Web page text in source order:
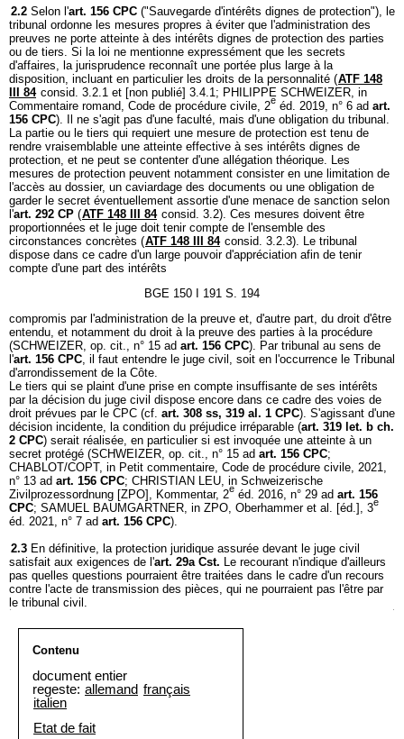
2.2 Selon l'art. 156 CPC ("Sauvegarde d'intérêts dignes de protection"), le
tribunal ordonne les mesures propres à éviter que l'administration des
preuves ne porte atteinte à des intérêts dignes de protection des parties
ou de tiers. Si la loi ne mentionne expressément que les secrets
d'affaires, la jurisprudence reconnaît une portée plus large à la
disposition, incluant en particulier les droits de la personnalité (ATF 148
III 84 consid. 3.2.1 et [non publié] 3.4.1; PHILIPPE SCHWEIZER, in
Commentaire romand, Code de procédure civile, 2e éd. 2019, n° 6 ad art.
156 CPC). Il ne s'agit pas d'une faculté, mais d'une obligation du tribunal.
La partie ou le tiers qui requiert une mesure de protection est tenu de
rendre vraisemblable une atteinte effective à ses intérêts dignes de
protection, et ne peut se contenter d'une allégation théorique. Les
mesures de protection peuvent notamment consister en une limitation de
l'accès au dossier, un caviardage des documents ou une obligation de
garder le secret éventuellement assortie d'une menace de sanction selon
l'art. 292 CP (ATF 148 III 84 consid. 3.2). Ces mesures doivent être
proportionnées et le juge doit tenir compte de l'ensemble des
circonstances concrètes (ATF 148 III 84 consid. 3.2.3). Le tribunal
dispose dans ce cadre d'un large pouvoir d'appréciation afin de tenir
compte d'une part des intérêts
BGE 150 I 191 S. 194
compromis par l'administration de la preuve et, d'autre part, du droit d'être
entendu, et notamment du droit à la preuve des parties à la procédure
(SCHWEIZER, op. cit., n° 15 ad art. 156 CPC). Par tribunal au sens de
l'art. 156 CPC, il faut entendre le juge civil, soit en l'occurrence le Tribunal
d'arrondissement de la Côte.
Le tiers qui se plaint d'une prise en compte insuffisante de ses intérêts
par la décision du juge civil dispose encore dans ce cadre des voies de
droit prévues par le CPC (cf. art. 308 ss, 319 al. 1 CPC). S'agissant d'une
décision incidente, la condition du préjudice irréparable (art. 319 let. b ch.
2 CPC) serait réalisée, en particulier si est invoquée une atteinte à un
secret protégé (SCHWEIZER, op. cit., n° 15 ad art. 156 CPC;
CHABLOT/COPT, in Petit commentaire, Code de procédure civile, 2021,
n° 13 ad art. 156 CPC; CHRISTIAN LEU, in Schweizerische
Zivilprozessordnung [ZPO], Kommentar, 2e éd. 2016, n° 29 ad art. 156
CPC; SAMUEL BAUMGARTNER, in ZPO, Oberhammer et al. [éd.], 3e
éd. 2021, n° 7 ad art. 156 CPC).
2.3 En définitive, la protection juridique assurée devant le juge civil
satisfait aux exigences de l'art. 29a Cst. Le recourant n'indique d'ailleurs
pas quelles questions pourraient être traitées dans le cadre d'un recours
contre l'acte de transmission des pièces, qui ne pourraient pas l'être par
le tribunal civil.
Contenu
document entier
regeste: allemand français
italien
Etat de fait